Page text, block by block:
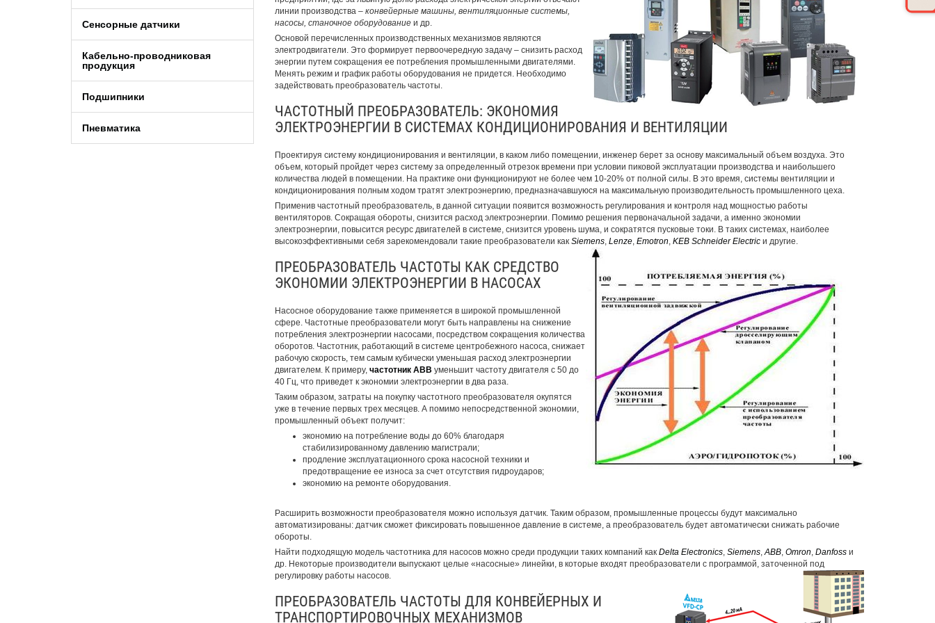
Сенсорные датчики
Кабельно-проводниковая
продукция
Подшипники
Пневматика
линии производства – конвейерные машины, вентиляционные системы,
насосы, станочное оборудованиеи др.
Основой перечисленных производственных механизмов являются
электродвигатели. Это формирует первоочередную задачу – снизить расход
энергии путем сокращения ее потребления промышленными двигателями.
Менять режим и график работы оборудования не придется. Необходимо
задействовать преобразователь частоты.
ЧАСТОТНЫЙ ПРЕОБРАЗОВАТЕЛЬ: ЭКОНОМИЯ
ЭЛЕКТРОЭНЕРГИИ В СИСТЕМАХ КОНДИЦИОНИРОВАНИЯ И ВЕНТИЛЯЦИИ
Проектируя систему кондиционирования и вентиляции, в каком либо помещении, инженер берет за основу максимальный объем воздуха. Это
объем, который пройдет через систему за определенный отрезок времени при условии пиковой эксплуатации производства и наибольшего
количества людей в помещении. На практике они функционируют не более чем 10-20% от полной силы. В это время, системы вентиляции и
кондиционирования полным ходом тратят электроэнергию, предназначавшуюся на максимальную производительность промышленного цеха.
Применив частотный преобразователь, в данной ситуации появится возможность регулирования и контроля над мощностью работы
вентиляторов. Сокращая обороты, снизится расход электроэнергии. Помимо решения первоначальной задачи, а именно экономии
электроэнергии, повысится ресурс двигателей в системе, снизится уровень шума, и сократятся пусковые токи. В таких системах, наиболее
высокоэффективными себя зарекомендовали такие преобразователи как Siemens, Lenze, Emotron, KEB Schneider Electricи другие.
ПРЕОБРАЗОВАТЕЛЬ ЧАСТОТЫ КАК СРЕДСТВО
ЭКОНОМИИ ЭЛЕКТРОЭНЕРГИИ В НАСОСАХ
Насосное оборудование также применяется в широкой промышленной
сфере. Частотные преобразователи могут быть направлены на снижение
потребления электроэнергии насосами, посредством сокращения количества
оборотов. Частотник, работающий в системе центробежного насоса, снижает
рабочую скорость, тем самым кубически уменьшая расход электроэнергии
двигателем. К примеру, частотник ABB уменьшит частоту двигателя с 50 до
40 Гц, что приведет к экономии электроэнергии в два раза.
Таким образом, затраты на покупку частотного преобразователя окупятся
уже в течение первых трех месяцев. А помимо непосредственной экономии,
промышленный объект получит:
экономию на потребление воды до 60% благодаря
стабилизированному давлению магистрали;
продление эксплуатационного срока насосной техники и
предотвращение ее износа за счет отсутствия гидроударов;
экономию на ремонте оборудования.
Расширить возможности преобразователя можно используя датчик. Таким образом, промышленные процессы будут максимально
автоматизированы: датчик сможет фиксировать повышенное давление в системе, а преобразователь будет автоматически снижать рабочие
обороты.
Найти подходящую модель частотника для насосов можно среди продукции таких компаний как Delta Electronics, Siemens, ABB, Omron Danfossи
др. Некоторые производители выпускают целые «насосные» линейки, в которые входят преобразователи с программой, заточенной под
регулировку работы насосов.
ПРЕОБРАЗОВАТЕЛЬ ЧАСТОТЫ ДЛЯ КОНВЕЙЕРНЫХ И
ТРАНСПОРТИРОВОЧНЫХ МЕХАНИЗМОВ